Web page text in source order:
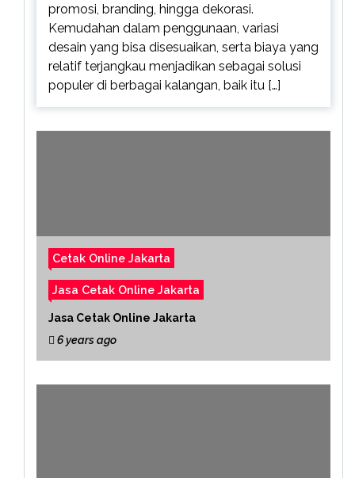
promosi, branding, hingga dekorasi.
Kemudahan dalam penggunaan, variasi
desain yang bisa disesuaikan, serta biaya yang
relatif terjangkau menjadikan sebagai solusi
populer di berbagai kalangan, baik itu […]
Cetak Online Jakarta
Jasa Cetak Online Jakarta
Jasa Cetak Online Jakarta
6 years ago